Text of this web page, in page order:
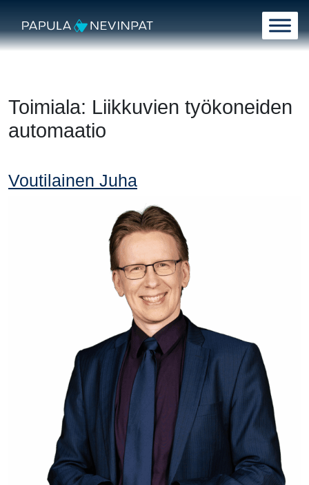
Päävalikko
Toimiala: Liikkuvien työkoneiden
automaatio
Voutilainen Juha